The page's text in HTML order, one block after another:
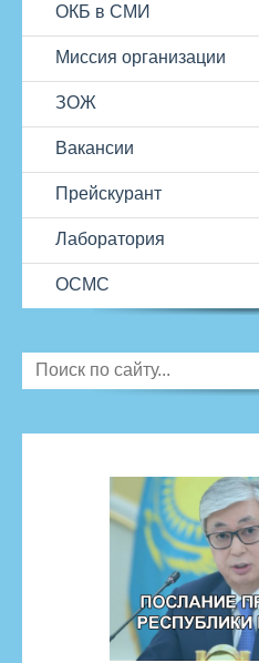
ОКБ в СМИ
Миссия организации
ЗОЖ
Вакансии
Прейскурант
Лаборатория
ОСМС